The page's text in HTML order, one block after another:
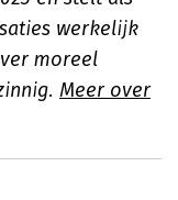
werkelijk
moreel
Meer over